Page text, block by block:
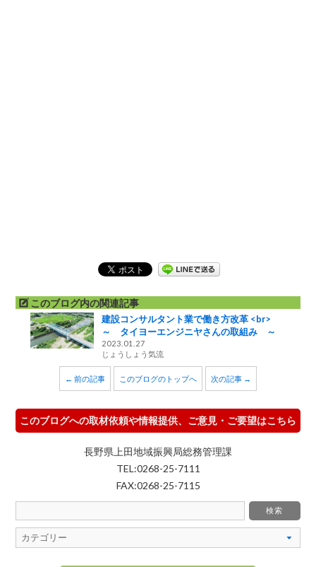
このブログ内の関連記事
建設コンサルタント業で働き方改革 <br>
～ タイヨーエンジニヤさんの取組み ～
2023.01.27
じょうしょう気流
← 前の記事 このブログのトップへ 次の記事 →
このブログへの取材依頼や情報提供、ご意見・ご要望はこちら
長野県上田地域振興局総務管理課
TEL:0268-25-7111
FAX:0268-25-7115